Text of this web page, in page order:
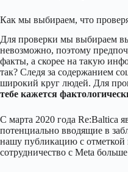
Как мы выбираем, что
Для проверки мы выбираем
невозможно, поэтому
факты, а скорее на такую
так? Следя за содержанием
широкий круг людей. Для
тебе кажется
С марта 2020 года Re:Baltica
потенциально вводящие в
нашу публикацию с отметкой
сотрудничество с Meta больше